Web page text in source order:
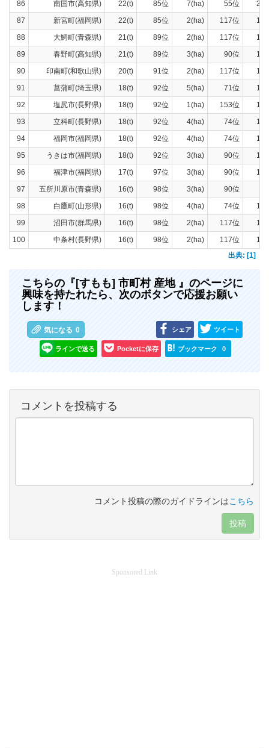
86 南国市(高知県) 22(t) 85位 7(ha) 55位
87
新宮町(福岡県) 22(t) 85位 2(ha) 117位
88
大鰐町(青森県) 21(t) 89位 2(ha) 117位
89
春野町(高知県) 21(t) 89位 3(ha) 90位
90
印南町(和歌山県) 20(t) 91位 2(ha) 117位
91
菖蒲町(埼玉県) 18(t) 92位 5(ha) 71位
92
塩尻市(長野県) 18(t) 92位 1(ha) 153位
93
立科町(長野県) 18(t) 92位 4(ha) 74位
94
福岡市(福岡県) 18(t) 92位 4(ha) 74位
95
うきは市(福岡県) 18(t) 92位 3(ha) 90位
96
福津市(福岡県) 17(t) 97位 3(ha) 90位
97
五所川原市(青森県) 16(t) 98位 3(ha) 90位
98
白鷹町(山形県) 16(t) 98位 4(ha) 74位
99
沼田市(群馬県) 16(t) 98位 2(ha) 117位
100
中条村(長野県) 16(t) 98位 2(ha) 117位
出典: [1]
こちらの『[すもも] 市町村 産地 』のページに
興味を持たれたら、次のボタンで応援お願い
します！
気になる 0 シェア ツイート
ラインで送る Pocketに保存 ブックマーク 0
コメントを投稿する
コメント投稿の際のガイドラインはこちら
投稿
Sponsored Link